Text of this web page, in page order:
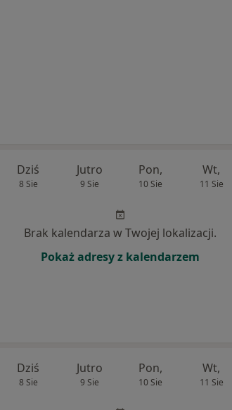
Dziś
8 Sie
Jutro
9 Sie
Pon,
10 Sie
Wt,
11 Sie
Brak kalendarza w Twojej lokalizacji.
Pokaż adresy z kalendarzem
Dziś
8 Sie
Jutro
9 Sie
Pon,
10 Sie
Wt,
11 Sie